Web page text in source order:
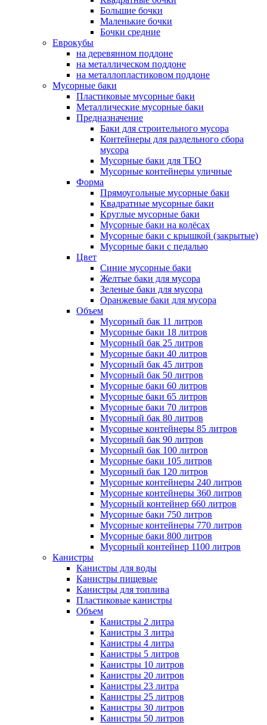
Большие бочки
Маленькие бочки
Бочки средние
Еврокубы
на деревянном поддоне
на металлическом поддоне
на металлопластиковом поддоне
Мусорные баки
Пластиковые мусорные баки
Металлические мусорные баки
Предназначение
Баки для строительного мусора
Контейнеры для раздельного сбора
мусора
Мусорные баки для ТБО
Мусорные контейнеры уличные
Форма
Прямоугольные мусорные баки
Квадратные мусорные баки
Круглые мусорные баки
Мусорные баки на колёсах
Мусорные баки с крышкой (закрытые)
Мусорные баки с педалью
Цвет
Синие мусорные баки
Желтые баки для мусора
Зеленые баки для мусора
Оранжевые баки для мусора
Объем
Мусорный бак 11 литров
Мусорные баки 18 литров
Мусорный бак 25 литров
Мусорные баки 40 литров
Мусорный бак 45 литров
Мусорный бак 50 литров
Мусорные баки 60 литров
Мусорные баки 65 литров
Мусорные баки 70 литров
Мусорный бак 80 литров
Мусорные контейнеры 85 литров
Мусорный бак 90 литров
Мусорный бак 100 литров
Мусорные баки 105 литров
Мусорный бак 120 литров
Мусорные контейнеры 240 литров
Мусорные контейнеры 360 литров
Мусорный контейнер 660 литров
Мусорные баки 750 литров
Мусорные контейнеры 770 литров
Мусорные баки 800 литров
Мусорный контейнер 1100 литров
Канистры
Канистры для воды
Канистры пищевые
Канистры для топлива
Пластиковые канистры
Объем
Канистры 2 литра
Канистры 3 литра
Канистры 4 литра
Канистры 5 литров
Канистры 10 литров
Канистры 20 литров
Канистры 23 литра
Канистры 25 литров
Канистры 30 литров
Канистры 50 литров